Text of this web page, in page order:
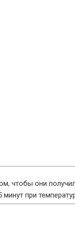
чтобы они
при